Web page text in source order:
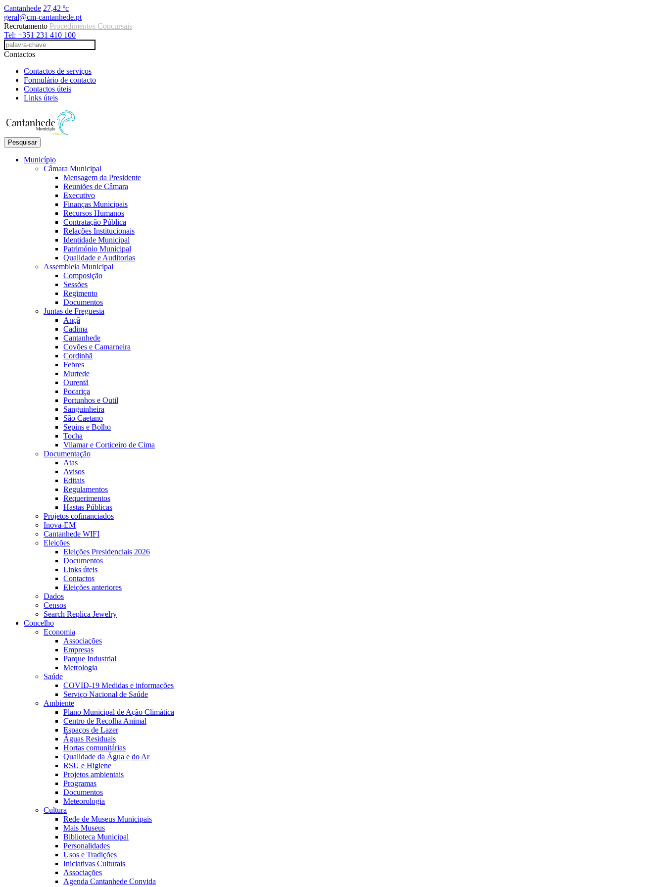
Cantanhede 27,42 ºc
geral@cm-cantanhede.pt
Recrutamento Procedimentos Concursais
Tel: +351 231 410 100
Contactos
Contactos de serviços
Formulário de contacto
Contactos úteis
Links úteis
Pesquisar
Município
Câmara Municipal
Mensagem da Presidente
Reuniões de Câmara
Executivo
Finanças Municipais
Recursos Humanos
Contratação Pública
Relações Institucionais
Identidade Municipal
Património Municipal
Qualidade e Auditorias
Assembleia Municipal
Composição
Sessões
Regimento
Documentos
Juntas de Freguesia
Ançã
Cadima
Cantanhede
Covões e Camarneira
Cordinhã
Febres
Murtede
Ourentã
Pocariça
Portunhos e Outil
Sanguinheira
São Caetano
Sepins e Bolho
Tocha
Vilamar e Corticeiro de Cima
Documentação
Atas
Avisos
Editais
Regulamentos
Requerimentos
Hastas Públicas
Projetos cofinanciados
Inova-EM
Cantanhede WIFI
Eleições
Eleições Presidenciais 2026
Documentos
Links úteis
Contactos
Eleições anteriores
Dados
Censos
Search Replica Jewelry
Concelho
Economia
Associações
Empresas
Parque Industrial
Metrologia
Saúde
COVID-19 Medidas e informações
Serviço Nacional de Saúde
Ambiente
Plano Municipal de Ação Climática
Centro de Recolha Animal
Espaços de Lazer
Águas Residuais
Hortas comunitárias
Qualidade da Água e do Ar
RSU e Higiene
Projetos ambientais
Programas
Documentos
Meteorologia
Cultura
Rede de Museus Municipais
Mais Museus
Biblioteca Municipal
Personalidades
Usos e Tradições
Iniciativas Culturais
Associações
Agenda Cantanhede Convida